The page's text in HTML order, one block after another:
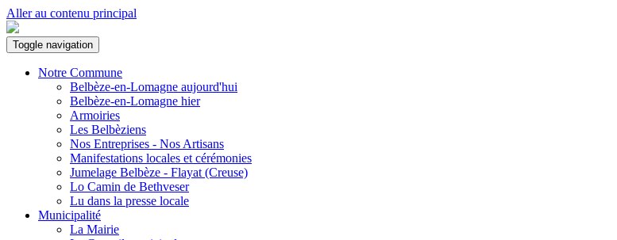
Aller au contenu principal
Toggle navigation
Notre Commune
Belbèze-en-Lomagne aujourd'hui
Belbèze-en-Lomagne hier
Armoiries
Les Belbèziens
Nos Entreprises - Nos Artisans
Manifestations locales et cérémonies
Jumelage Belbèze - Flayat (Creuse)
Lo Camin de Bethveser
Lu dans la presse locale
Municipalité
La Mairie